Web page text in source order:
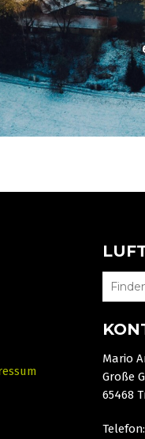
SEARCH
FOR:
Mario
Große
65468